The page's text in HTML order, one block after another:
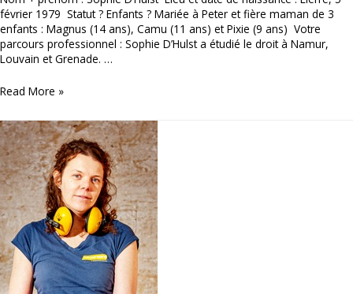
février 1979 Statut ? Enfants ? Mariée à Peter et fière maman de 3
enfants : Magnus (14 ans), Camu (11 ans) et Pixie (9 ans) Votre
parcours professionnel : Sophie D’Hulst a étudié le droit à Namur,
Louvain et Grenade. …
Sophie
Read More »